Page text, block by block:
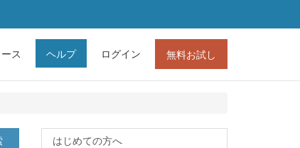
ス ヘルプ ログイン 無料お試し
はじめての方へ